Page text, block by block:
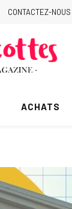
CONTACTEZ-NOUS
ACHATS